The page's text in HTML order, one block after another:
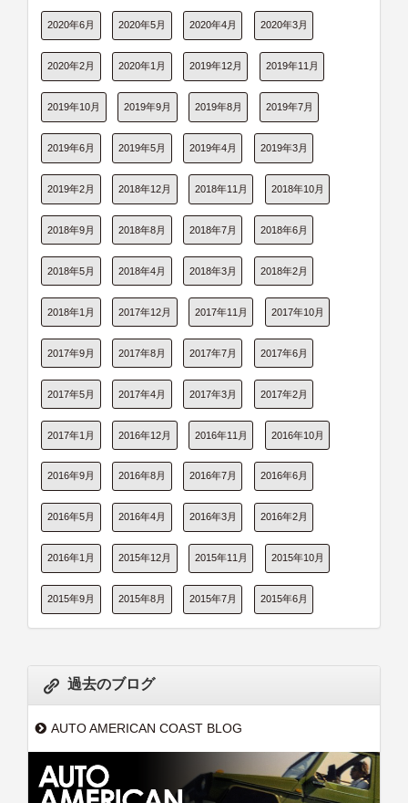
2020年6月 2020年5月 2020年4月 2020年3月
2020年2月 2020年1月 2019年12月 2019年11月
2019年10月 2019年9月 2019年8月 2019年7月
2019年6月 2019年5月 2019年4月 2019年3月
2019年2月 2018年12月 2018年11月 2018年10月
2018年9月 2018年8月 2018年7月 2018年6月
2018年5月 2018年4月 2018年3月 2018年2月
2018年1月 2017年12月 2017年11月 2017年10月
2017年9月 2017年8月 2017年7月 2017年6月
2017年5月 2017年4月 2017年3月 2017年2月
2017年1月 2016年12月 2016年11月 2016年10月
2016年9月 2016年8月 2016年7月 2016年6月
2016年5月 2016年4月 2016年3月 2016年2月
2016年1月 2015年12月 2015年11月 2015年10月
2015年9月 2015年8月 2015年7月 2015年6月
過去のブログ
AUTO AMERICAN COAST BLOG